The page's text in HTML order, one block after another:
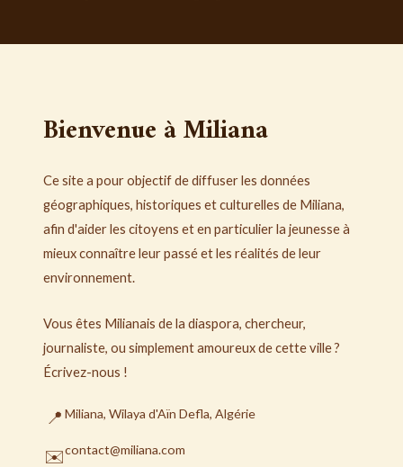
Bienvenue à Miliana
Ce site a pour objectif de diffuser les données
géographiques, historiques et culturelles de Miliana,
afin d'aider les citoyens et en particulier la jeunesse à
mieux connaître leur passé et les réalités de leur
environnement.
Vous êtes Milianais de la diaspora, chercheur,
journaliste, ou simplement amoureux de cette ville ?
Écrivez-nous !
📍 Miliana, Wilaya d'Aïn Defla, Algérie
✉️contact@miliana.com